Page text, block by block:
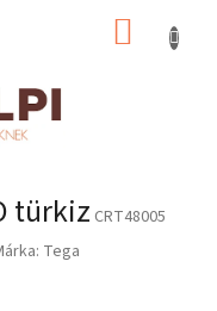
KOSÁR
türkiz CRT48005
Tega